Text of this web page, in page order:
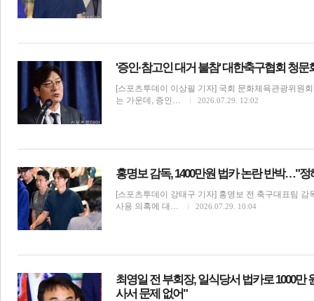
많이 본 뉴스 최신 뉴스 연예 스포츠 라이프 포토
'증인·참고인 대거 불참' 대한축구협회 청문
[스포츠투데이 이상필 기자] 국회 문화체육관광위원
는 가운데, 증인…
2026.07.29. 12:02
홍명보 감독, 1400만원 법카 논란 반박…"
[스포츠투데이 강태구 기자] 홍명보 전 축구대표팀
사용 의혹에 대…
2026.07.29. 10:04
최영일 전 부회장, 일식당서 법카로 1000
사서 문제 없어"